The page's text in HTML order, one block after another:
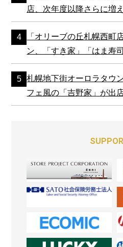
店、次年度以降さらに増
「オリーブの丘札幌西町
ン、「すき家」「はま寿
札幌地下街オーロラタウ
フェ風の「吉野家」が出